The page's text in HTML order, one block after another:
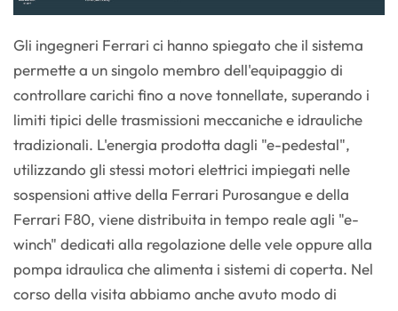
Gli ingegneri Ferrari ci hanno spiegato che il sistema
permette a un singolo membro dell'equipaggio di
controllare carichi fino a nove tonnellate, superando i
limiti tipici delle trasmissioni meccaniche e idrauliche
tradizionali. L'energia prodotta dagli "e-pedestal",
utilizzando gli stessi motori elettrici impiegati nelle
sospensioni attive della Ferrari Purosangue e della
Ferrari F80, viene distribuita in tempo reale agli "e-
winch" dedicati alla regolazione delle vele oppure alla
pompa idraulica che alimenta i sistemi di coperta. Nel
corso della visita abbiamo anche avuto modo di